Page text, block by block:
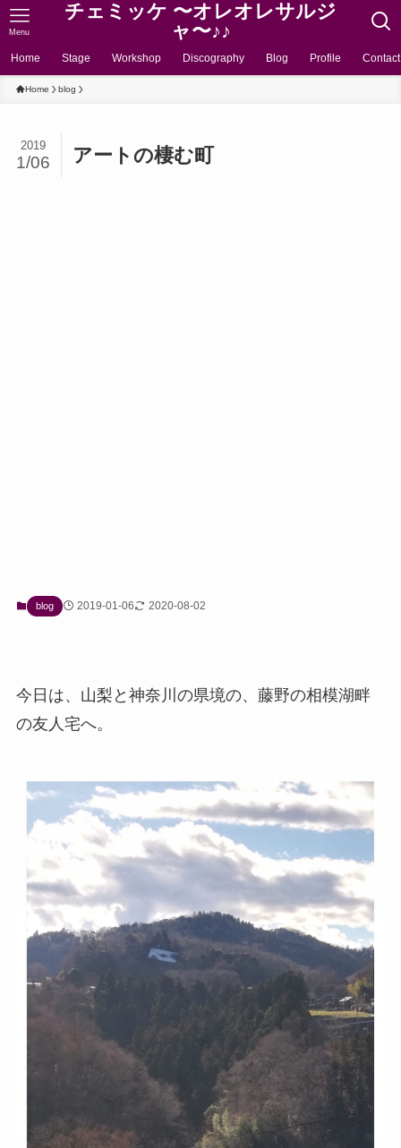
チェミッケ 〜オレオレサルジ
ャ〜♪♪
Menu
Home Stage Workshop Discography Blog Profile Contact
Home blog
アートの棲む町
2019
1/06
blog 2019-01-06 2020-08-02
今日は、山梨と神奈川の県境の、藤野の相模湖畔
の友人宅へ。